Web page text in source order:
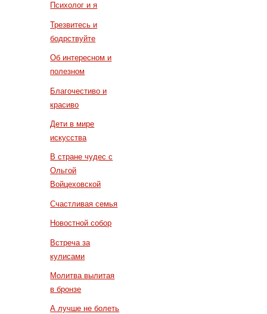
Психолог и я
Трезвитесь и
бодрствуйте
Об интересном и
полезном
Благочестиво и
красиво
Дети в мире
искусства
В стране чудес с
Ольгой
Войцеховской
Счастливая семья
Новостной собор
Встреча за
кулисами
Молитва вылитая
в бронзе
А лучше не болеть